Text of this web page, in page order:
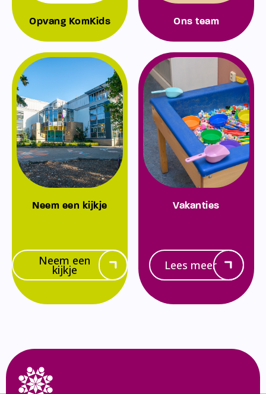
Opvang KomKids Ons team
Neem een kijkje
Neem een
kijkje
Vakanties
Lees meer